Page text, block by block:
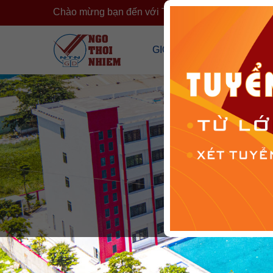
Chào mừng bạn đến với Trường Ngô Thời Nhiệm
GIỚI THIỆU
Tổng Quan Về Trường
Cơ Sở Vật Chất
Đội Ngũ Nhân Sự
Tổ Chức Đoàn Thể
CÔNG KHAI
Công Khai
Công Khai
Cải Cách